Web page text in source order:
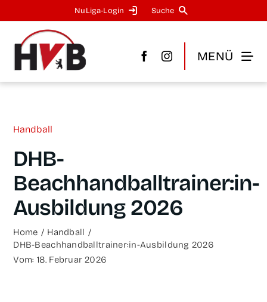
Inhalt
springen
NuLi­­ga-Log­in Suche
MENÜ
Hand­ball
DHB-
Beachhandballtrainer:in-
Ausbildung 2026
Home
Hand­ball
DHB-Beachhandballtrainer:in-Ausbildung 2026
Vom: 18. Febru­ar 2026